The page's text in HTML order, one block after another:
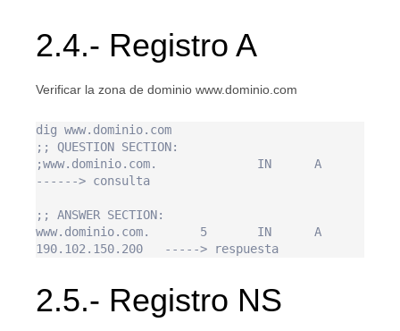
2.4.- Registro A
Verificar la zona de dominio www.dominio.com
dig www.dominio.com
;; QUESTION SECTION:
;www.dominio.com.              IN      A
------> consulta
;; ANSWER SECTION:
www.dominio.com.       5       IN      A
2.5.- Registro NS